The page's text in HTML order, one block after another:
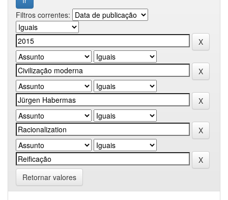
Filtros correntes:
Retornar valores